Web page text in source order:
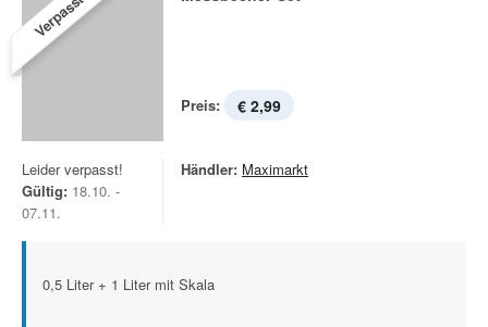
Verpasst!
Preis: € 2,99
Leider verpasst!
Gültig: 18.10. -
07.11.
Händler: Maximarkt
0,5 Liter + 1 Liter mit Skala